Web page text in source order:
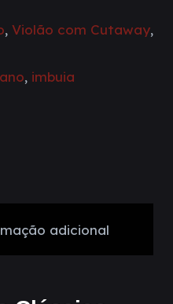
, Violão com Cutaway,
, imbuia
adicional